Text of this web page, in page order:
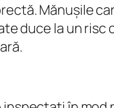
Mănușile
duce la un risc